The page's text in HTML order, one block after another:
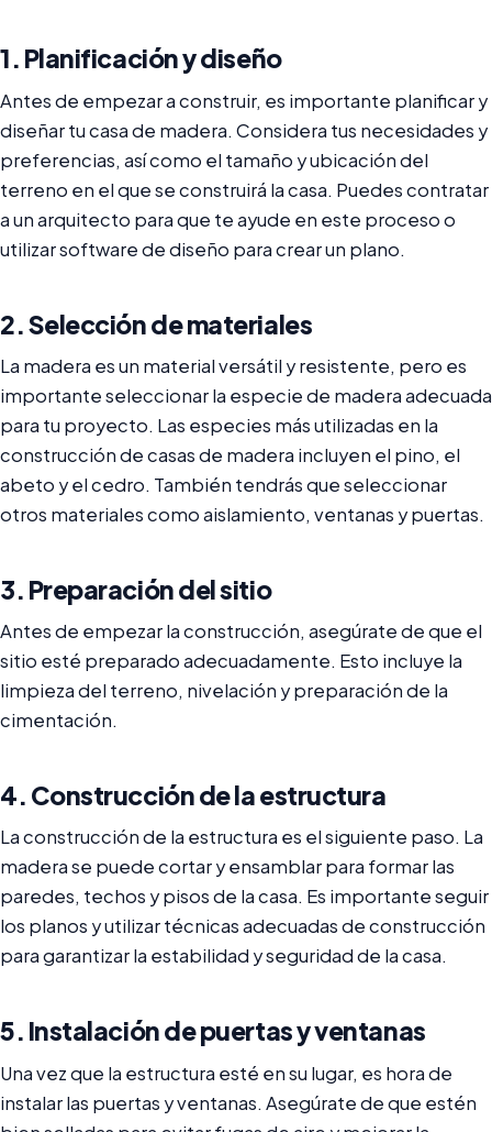
1. Planificación y diseño
Antes de empezar a construir, es importante planificar y
diseñar tu casa de madera. Considera tus necesidades y
preferencias, así como el tamaño y ubicación del
terreno en el que se construirá la casa. Puedes contratar
a un arquitecto para que te ayude en este proceso o
utilizar software de diseño para crear un plano.
2. Selección de materiales
La madera es un material versátil y resistente, pero es
importante seleccionar la especie de madera adecuada
para tu proyecto. Las especies más utilizadas en la
construcción de casas de madera incluyen el pino, el
abeto y el cedro. También tendrás que seleccionar
otros materiales como aislamiento, ventanas y puertas.
3. Preparación del sitio
Antes de empezar la construcción, asegúrate de que el
sitio esté preparado adecuadamente. Esto incluye la
limpieza del terreno, nivelación y preparación de la
cimentación.
4. Construcción de la estructura
La construcción de la estructura es el siguiente paso. La
madera se puede cortar y ensamblar para formar las
paredes, techos y pisos de la casa. Es importante seguir
los planos y utilizar técnicas adecuadas de construcción
para garantizar la estabilidad y seguridad de la casa.
5. Instalación de puertas y ventanas
Una vez que la estructura esté en su lugar, es hora de
instalar las puertas y ventanas. Asegúrate de que estén